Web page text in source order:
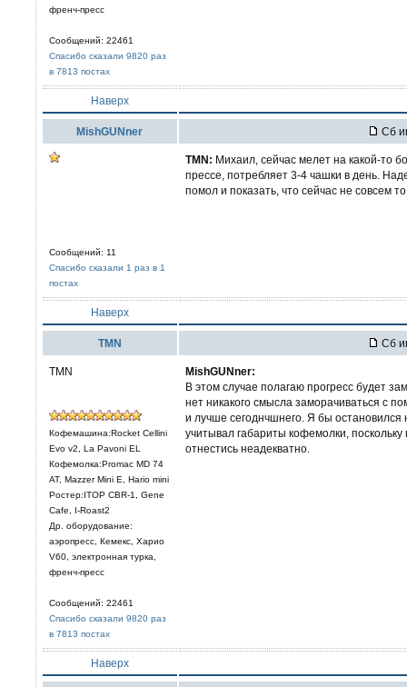
френч-пресс
Сообщений: 22461
Спасибо сказали 9820 раз
в 7813 постах
Наверх
MishGUNner Сб
Сообщений: 11
Спасибо сказали 1 раз в 1
постах
TMN: Михаил, сейчас мелет на какой-то
прессе, потребляет 3-4 чашки в день.
помол и показать, что сейчас не совсем
Наверх
TMN Сб
TMN
Кофемашина:Rocket Cellini
Evo v2, La Pavoni EL
Кофемолка:Promac MD 74
AT, Mazzer Mini E, Hario mini
Ростер:ITOP CBR-1, Gene
Cafe, I-Roast2
Др. оборудование:
аэропресс, Кемекс, Харио
V60, электронная турка,
френч-пресс
Сообщений: 22461
Спасибо сказали 9820 раз
в 7813 постах
MishGUNner:
В этом случае полагаю прогресс будет
нет никакого смысла заморачиваться с
и лучше сегоднчшнего. Я бы остановился
учитывал габариты кофемолки,
отнестись неадекватно.
Наверх